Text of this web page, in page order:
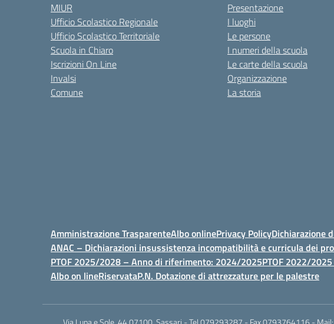
MIUR
Ufficio Scolastico Regionale
Ufficio Scolastico Territoriale
Scuola in Chiaro
Iscrizioni On Line
Invalsi
Comune
Presentazione
I luoghi
Le persone
I numeri della scuola
Le carte della scuola
Organizzazione
La storia
Amministrazione TrasparenteAlbo onlinePrivacy PolicyDichiarazione
ANAC – Dichiarazioni insussistenza incompatibilità e curricula dei
PTOF 2025/2028 – Anno di riferimento: 2024/2025PTOF 2022/
Albo on lineRiservataP.N. Dotazione di attrezzature per le palestre